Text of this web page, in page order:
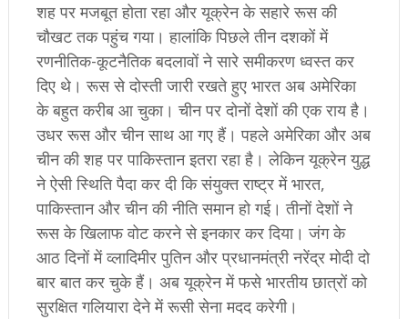
शह पर मजबूत होता रहा और यूक्रेन के सहारे रूस की
चौखट तक पहुंच गया। हालांकि पिछले तीन दशकों में
रणनीतिक-कूटनैतिक बदलावों ने सारे समीकरण ध्वस्त कर
दिए थे। रूस से दोस्ती जारी रखते हुए भारत अब अमेरिका
के बहुत करीब आ चुका। चीन पर दोनों देशों की एक राय है।
उधर रूस और चीन साथ आ गए हैं। पहले अमेरिका और अब
चीन की शह पर पाकिस्तान इतरा रहा है। लेकिन यूक्रेन युद्ध
ने ऐसी स्थिति पैदा कर दी कि संयुक्त राष्ट्र में भारत,
पाकिस्तान और चीन की नीति समान हो गई। तीनों देशों ने
रूस के खिलाफ वोट करने से इनकार कर दिया। जंग के
आठ दिनों में व्लादिमीर पुतिन और प्रधानमंत्री नरेंद्र मोदी दो
बार बात कर चुके हैं। अब यूक्रेन में फसे भारतीय छात्रों को
सुरक्षित गलियारा देने में रूसी सेना मदद करेगी।